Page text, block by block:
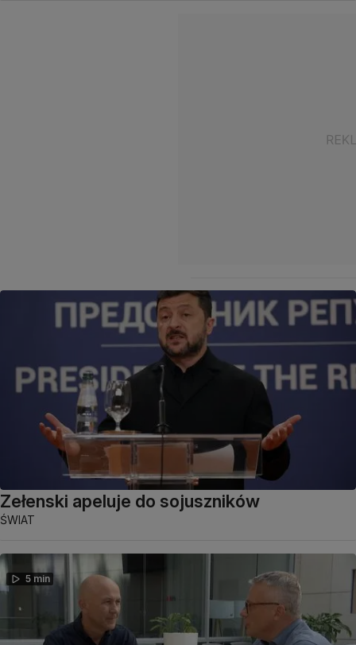
Zełenski apeluje do sojuszników
ŚWIAT
5 min